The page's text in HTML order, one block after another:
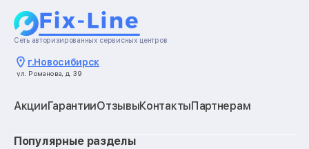
Сеть авторизированных сервисных центров
г.Новосибирск
ул. Романова, д. 39
АкцииГарантииОтзывыКонтактыПартнерам
Популярные разделы